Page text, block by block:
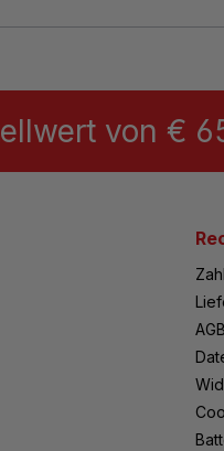
von €
AGB